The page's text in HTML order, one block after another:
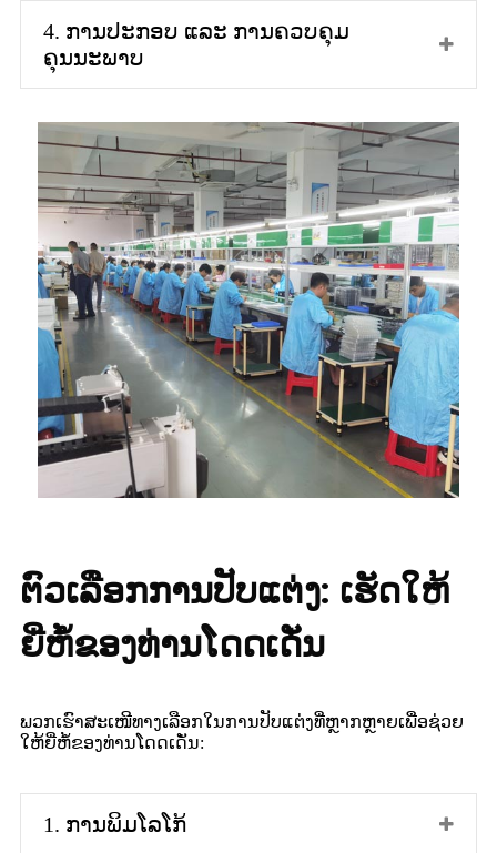
4. ການປະກອບ ແລະ ການຄວບຄຸມ
ຄຸນນະພາບ
ຕົວເລືອກການປັບແຕ່ງ: ເຮັດໃຫ້
ຍີ່ຫໍ້ຂອງທ່ານໂດດເດັ່ນ
ພວກເຮົາສະເໜີທາງເລືອກໃນການປັບແຕ່ງທີ່ຫຼາກຫຼາຍເພື່ອຊ່ວຍ
ໃຫ້ຍີ່ຫໍ້ຂອງທ່ານໂດດເດັ່ນ:
1. ການພິມໂລໂກ້